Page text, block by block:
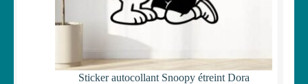
Sticker autocollant Snoopy étreint Dora